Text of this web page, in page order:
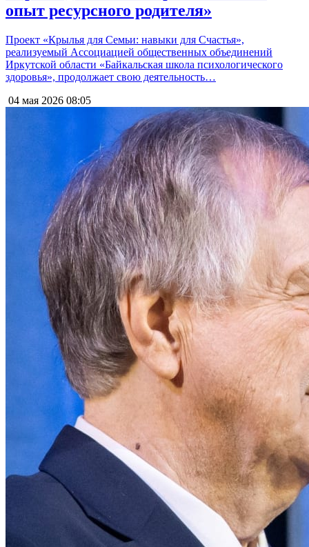
опыт ресурсного родителя»
Проект «Крылья для Семьи: навыки для Счастья»,
реализуемый Ассоциацией общественных объединений
Иркутской области «Байкальская школа психологического
здоровья», продолжает свою деятельность…
04 мая 2026 08:05